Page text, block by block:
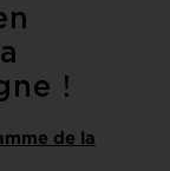
!
de la